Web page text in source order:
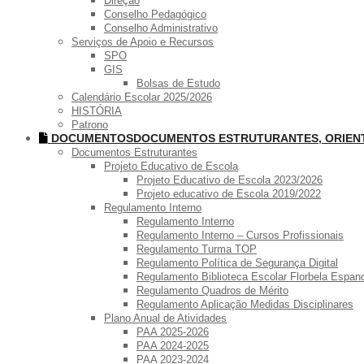
Conselho Pedagógico
Conselho Administrativo
Serviços de Apoio e Recursos
SPO
GIS
Bolsas de Estudo
Calendário Escolar 2025/2026
HISTÓRIA
Patrono
DOCUMENTOSDOCUMENTOS ESTRUTURANTES,
Documentos Estruturantes
Projeto Educativo de Escola
Projeto Educativo de Escola 2023/2026
Projeto educativo de Escola 2019/2022
Regulamento Interno
Regulamento Interno
Regulamento Interno – Cursos Profissionais
Regulamento Turma TOP
Regulamento Política de Segurança Digital
Regulamento Biblioteca Escolar Florbela
Regulamento Quadros de Mérito
Regulamento Aplicação Medidas Disciplinares
Plano Anual de Atividades
PAA 2025-2026
PAA 2024-2025
PAA 2023-2024